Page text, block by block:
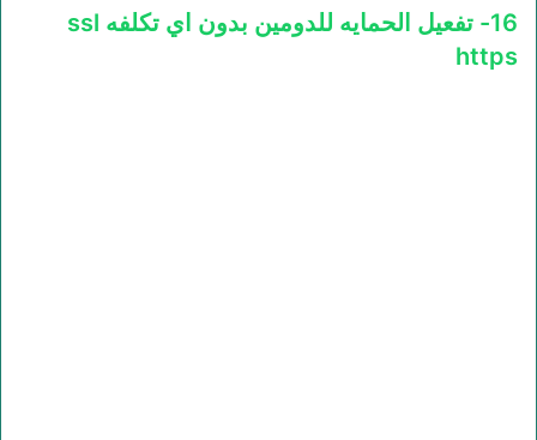
16- تفعيل الحمايه للدومين بدون اي تكلفه ssl
https